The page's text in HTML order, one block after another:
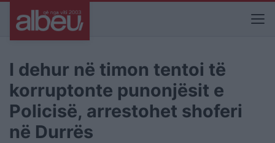
I dehur në timon tentoi të
korruptonte punonjësit e
Policisë, arrestohet shoferi
në Durrës